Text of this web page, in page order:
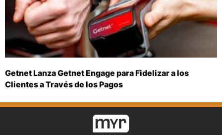
Getnet Lanza Getnet Engage para Fidelizar a los
Clientes a Través de los Pagos